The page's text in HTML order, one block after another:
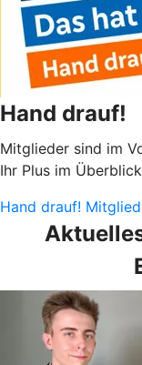
Hand drauf!
Mitglieder sind im
Ihr Plus im
Hand drauf!